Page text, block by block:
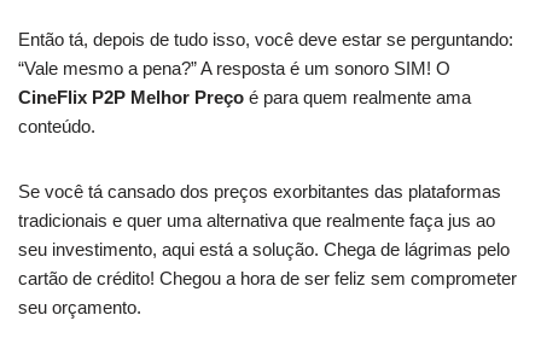
Então tá, depois de tudo isso, você deve estar se perguntando:
“Vale mesmo a pena?” A resposta é um sonoro SIM! O
CineFlix P2P Melhor Preço é para quem realmente ama
conteúdo.
Se você tá cansado dos preços exorbitantes das plataformas
tradicionais e quer uma alternativa que realmente faça jus ao
seu investimento, aqui está a solução. Chega de lágrimas pelo
cartão de crédito! Chegou a hora de ser feliz sem comprometer
seu orçamento.